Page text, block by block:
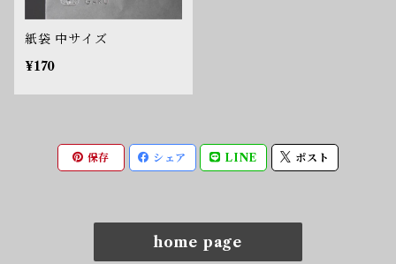
紙袋 中サイズ
¥170
保存 シェア LINE ポスト
home page